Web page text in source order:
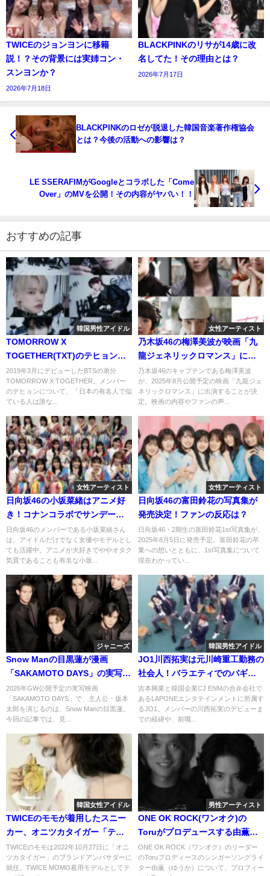
TWICEのジョンヨンに移籍
説！？その背景には実姉コン・
スンヨンか？
2026年7月18日
BLACKPINKのリサが14歳に改
名してた！その理由とは？
2026年7月17日
BLACKPINKのロゼが脱退した韓国音楽著作権協会
とは？今後の活動への影響は？
LE SSERAFIMがGoogleとコラボした「Come
Over」のMVを公開！その内容がヤバい！！
おすすめの記事
韓国男性アイドル
TOMORROW X
TOGETHER(TXT)のテヒョンは
日本人顔？志尊淳や長尾謙杜と
似てるか検証しました！
2019年3月にデビューしたBTSの弟分
TOMORROW X TOGETHER。メンバー
のテヒョンについて、「日本の有名人で似
ている人は誰な...
女性アーティスト
乃木坂46の梅澤美波が映画「九
龍ジェネリックロマンス」に出
演！ファンの反応は？
乃木坂46のキャプテンである梅澤美波
が、2025年8月公開予定の映画「九龍ジェ
ネリックロマンス」に出演することが決
定。映画の内容やファンの声...
女性アーティスト
日向坂46の小坂菜緒はアニメ好
き！コナンコラボでサンデーの
表紙でキッドに変身！？
日向坂46のメンバーである小坂菜緒さん
は、アイドルだけでなく女優やモデルとし
ても活躍中。アニメが大好きでややオタク
気質であることも有名な小坂...
女性アーティスト
日向坂46の富田鈴花の写真集が
発売決定！ファンの反応は？
日向坂46・2期生の富田鈴花1st写真集が、
2025年8月5日に発売予定。富田鈴花の卒
業への想いとともに、1st写真集について
現在わかってい...
ジャニーズ
Snow Manの目黒蓮が漫画
「SAKAMOTO DAYS」の実写映
画の主役に！両方のファンの反
応は？
2026年GW公開予定の実写映画
「SAKAMOTO DAYS」で、主人公・坂本
太郎を演じるのは、Snow Manの目黒蓮。
今回の記事では、見...
韓国男性アイドル
JO1川西拓実は元川崎重工勤務の
社会人！バラエティでのバギー
の話が興味深い！
吉本興業と韓国企業CJ ENMの合弁会社で
あるLAPONEエンタテインメントに所属す
るJO1。メンバーの川西拓実のデビューま
での経緯や、前職...
韓国女性アイドル
TWICEのモモが着用したスニー
カー、オニツカタイガー「ティ
グラン」が発売。ファンへの影
響は？
TWICEのモモは2022年10月27日に「オニ
ツカタイガー」のブランドアンバサダーに
就任。TWICE MOMO着用モデルとしてテ
男性アーティスト
ONE OK ROCK(ワンオク)の
Toruがプロデュースする由薫っ
てどんな人？星月夜など提供楽
曲についても！
ONE OK ROCK（ワンオク）のリーダー
のToruプロディースのシンガーソングライ
ター由薫（ゆうか）について、プロフィー